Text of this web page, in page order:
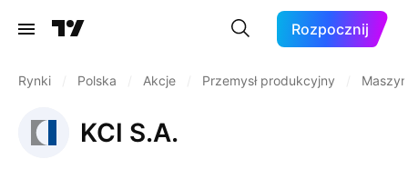
Rozpocznij
Rynki Polska Akcje Przemysł produkcyjny
KCI S.A.